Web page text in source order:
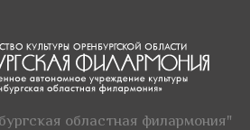
областная филармония"